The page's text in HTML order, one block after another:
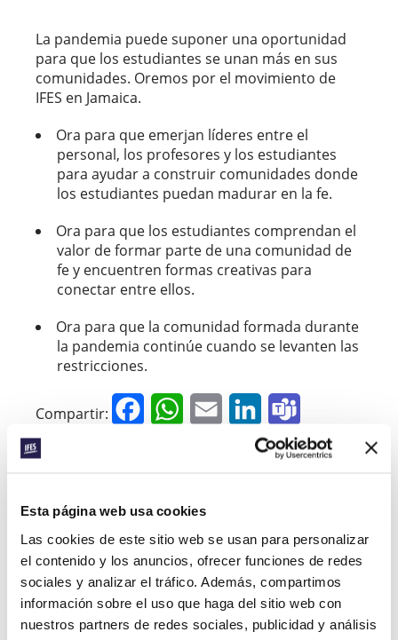
Esta página web usa cookies
Las cookies de este sitio web se usan para personalizar
el contenido y los anuncios, ofrecer funciones de redes
sociales y analizar el tráfico. Además, compartimos
información sobre el uso que haga del sitio web con
nuestros partners de redes sociales, publicidad y análisis
La pandemia puede suponer una oportunidad
para que los estudiantes se unan más en sus
comunidades. Oremos por el movimiento de
IFES en Jamaica.
Ora para que emerjan líderes entre el
personal, los profesores y los estudiantes
para ayudar a construir comunidades donde
los estudiantes puedan madurar en la fe.
Ora para que los estudiantes comprendan el
valor de formar parte de una comunidad de
fe y encuentren formas creativas para
conectar entre ellos.
Ora para que la comunidad formada durante
la pandemia continúe cuando se levanten las
restricciones.
Compartir: FacebookWhatsApp
Email LinkedIn
Historia siguiente »